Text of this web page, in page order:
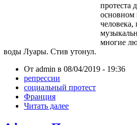
протеста
основном
многие
воды Луары. Стив утонул.
От admin в 08/04/2019 - 19:36
репрессии
социальный протест
Франция
Читать далее